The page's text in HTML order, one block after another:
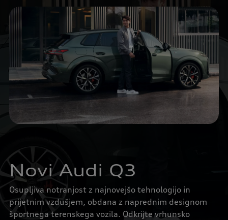
Novi Audi Q3
Osupljiva notranjost z najnovejšo tehnologijo in
prijetnim vzdušjem, obdana z naprednim designom
športnega terenskega vozila. Odkrijte vrhunsko